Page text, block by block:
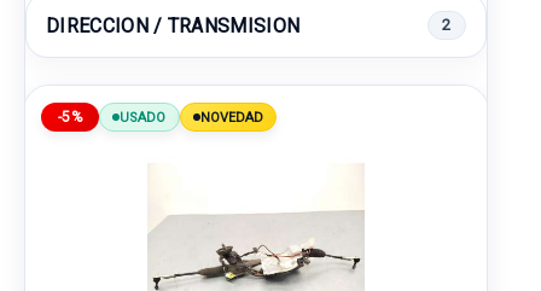
DIRECCION / TRANSMISION 2
-5% USADO NOVEDAD